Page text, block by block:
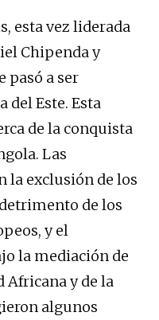
esta vez liderada
Chipenda y
pasó a ser
del Este. Esta
de la conquista
Las
la exclusión de los
de los
y el
la mediación de
Africana y de la
algunos